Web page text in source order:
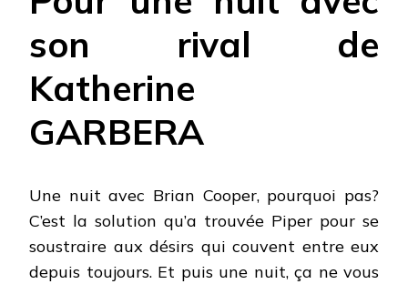
son rival de
Katherine
GARBERA
Une nuit avec Brian Cooper, pourquoi pas?
C’est la solution qu’a trouvée Piper pour se
soustraire aux désirs qui couvent entre eux
depuis toujours. Et puis une nuit, ça ne vous